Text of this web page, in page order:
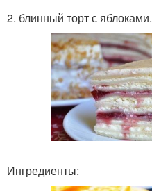
2. блинный торт с яблоками.
Ингредиенты: